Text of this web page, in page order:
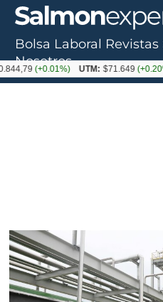
Tag:
ingrediente
Bolsa Laboral Revistas
Nosotros
(+0.01%) UTM: $71.649(+0.20%)